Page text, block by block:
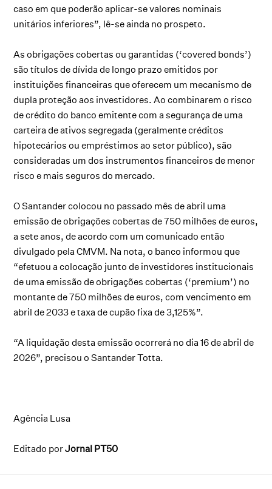
caso em que poderão aplicar-se valores nominais
unitários inferiores”, lê-se ainda no prospeto.
As obrigações cobertas ou garantidas (‘covered bonds’)
são títulos de dívida de longo prazo emitidos por
instituições financeiras que oferecem um mecanismo de
dupla proteção aos investidores. Ao combinarem o risco
de crédito do banco emitente com a segurança de uma
carteira de ativos segregada (geralmente créditos
hipotecários ou empréstimos ao setor público), são
consideradas um dos instrumentos financeiros de menor
risco e mais seguros do mercado.
O Santander colocou no passado mês de abril uma
emissão de obrigações cobertas de 750 milhões de euros,
a sete anos, de acordo com um comunicado então
divulgado pela CMVM. Na nota, o banco informou que
“efetuou a colocação junto de investidores institucionais
de uma emissão de obrigações cobertas (‘premium’) no
montante de 750 milhões de euros, com vencimento em
abril de 2033 e taxa de cupão fixa de 3,125%”.
“A liquidação desta emissão ocorrerá no dia 16 de abril de
2026”, precisou o Santander Totta.
Agência Lusa
Editado porJornal PT50